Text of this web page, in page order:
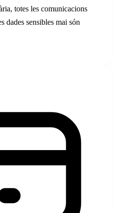
totes les comunicacions
dades sensibles mai són